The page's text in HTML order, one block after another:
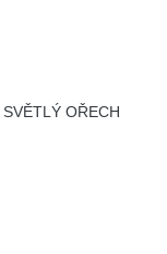
OŘECH